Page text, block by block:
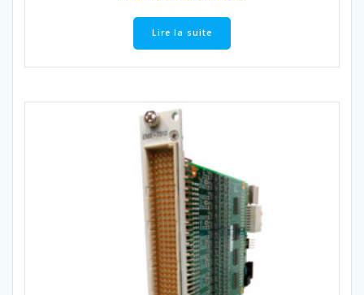
Lire la suite